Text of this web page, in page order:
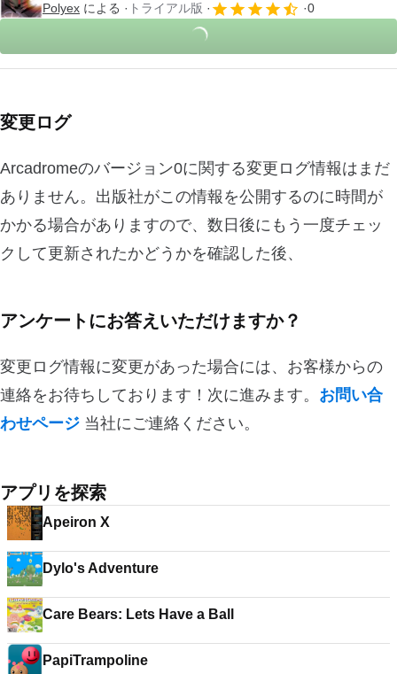
Polyex による トライアル版 0
変更ログ
Arcadromeのバージョン0に関する変更ログ情報はまだ
ありません。出版社がこの情報を公開するのに時間が
かかる場合がありますので、数日後にもう一度チェッ
クして更新されたかどうかを確認した後、
アンケートにお答えいただけますか？
変更ログ情報に変更があった場合には、お客様からの
連絡をお待ちしております！次に進みます。 お問い合
わせページ 当社にご連絡ください。
アプリを探索
Apeiron X
Dylo's Adventure
Care Bears: Lets Have a Ball
PapiTrampoline